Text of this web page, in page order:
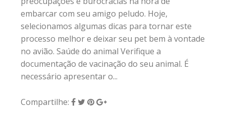
embarcar com seu amigo peludo. Hoje,
selecionamos algumas dicas para tornar este
processo melhor e deixar seu pet bem à vontade
no avião. Saúde do animal Verifique a
documentação de vacinação do seu animal. É
necessário apresentar o...
Compartilhe: